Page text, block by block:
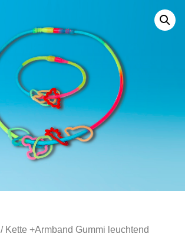
/ Kette +Armband Gummi leuchtend